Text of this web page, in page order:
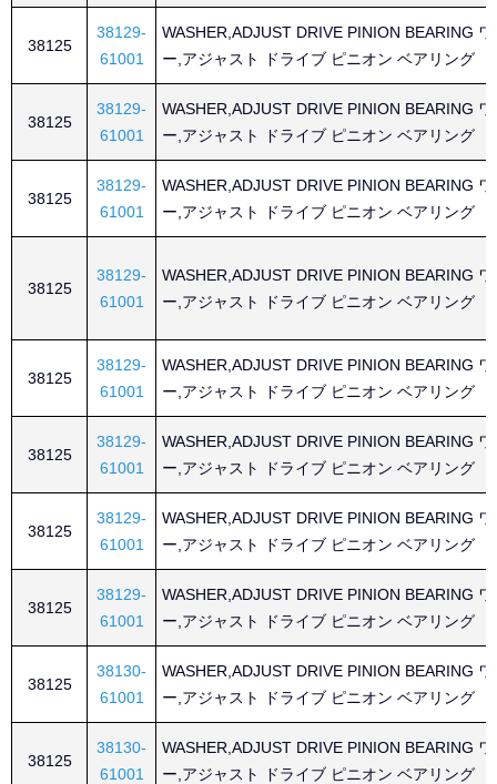
38125
38129-
61001
WASHER,ADJUST DRIVE PINION BEARING
ー,アジャスト ドライブ ピニオン ベアリング
38125
38129-
61001
WASHER,ADJUST DRIVE PINION BEARING
ー,アジャスト ドライブ ピニオン ベアリング
38125
38129-
61001
WASHER,ADJUST DRIVE PINION BEARING
ー,アジャスト ドライブ ピニオン ベアリング
38125
38129-
61001
WASHER,ADJUST DRIVE PINION BEARING
ー,アジャスト ドライブ ピニオン ベアリング
38125
38129-
61001
WASHER,ADJUST DRIVE PINION BEARING
ー,アジャスト ドライブ ピニオン ベアリング
38125
38129-
61001
WASHER,ADJUST DRIVE PINION BEARING
ー,アジャスト ドライブ ピニオン ベアリング
38125
38129-
61001
WASHER,ADJUST DRIVE PINION BEARING
ー,アジャスト ドライブ ピニオン ベアリング
38125
38129-
61001
WASHER,ADJUST DRIVE PINION BEARING
ー,アジャスト ドライブ ピニオン ベアリング
38125
38130-
61001
WASHER,ADJUST DRIVE PINION BEARING
ー,アジャスト ドライブ ピニオン ベアリング
38125
38130-
61001
WASHER,ADJUST DRIVE PINION BEARING
ー,アジャスト ドライブ ピニオン ベアリング